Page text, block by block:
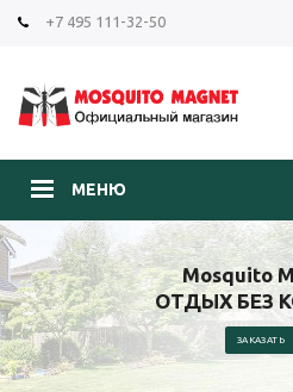
+7 495 111-32-50
МЕНЮ
Mosquito
ОТДЫХ БЕЗ
ЗАКАЗАТЬ